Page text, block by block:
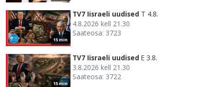
15 min
TV7 Iisraeli uudised T 4.8.
4.8.2026 kell 21.30
Saateosa: 3723
15 min
TV7 Iisraeli uudised E 3.8.
3.8.2026 kell 21.30
Saateosa: 3722